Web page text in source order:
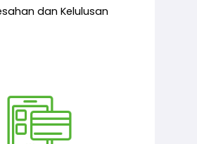
dan Kelulusan